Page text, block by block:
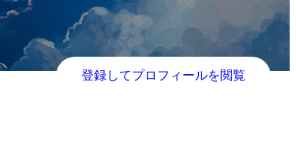
登録してプロフィールを閲覧